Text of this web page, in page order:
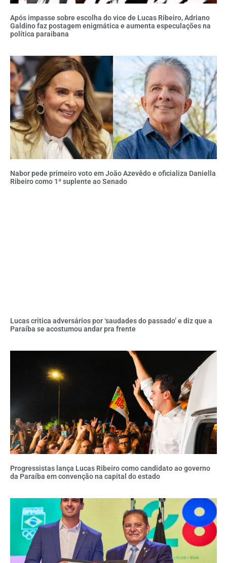
Após impasse sobre escolha do vice de Lucas Ribeiro, Adriano
Galdino faz postagem enigmática e aumenta especulações na
política paraibana
Nabor pede primeiro voto em João Azevêdo e oficializa Daniella
Ribeiro como 1ª suplente ao Senado
Lucas critica adversários por ‘saudades do passado’ e diz que a
Paraíba se acostumou andar pra frente
Progressistas lança Lucas Ribeiro como candidato ao governo
da Paraíba em convenção na capital do estado